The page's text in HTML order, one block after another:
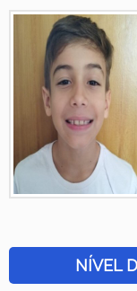
NÍVEL